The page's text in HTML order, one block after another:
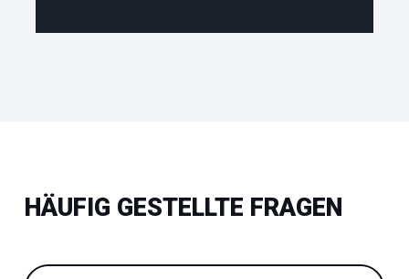
HÄUFIG GESTELLTE FRAGEN